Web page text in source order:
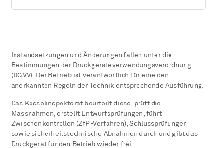
Instandsetzungen und Änderungen fallen unter die
Bestimmungen der Druckgeräteverwendungsverordnung
(DGVV). Der Betrieb ist verantwortlich für eine den
anerkannten Regeln der Technik entsprechende Ausführung.
Das Kesselinspektorat beurteilt diese, prüft die
Massnahmen, erstellt Entwurfsprüfungen, führt
Zwischenkontrollen (ZfP-Verfahren), Schlussprüfungen
sowie sicherheitstechnische Abnahmen durch und gibt das
Druckgerät für den Betrieb wieder frei.